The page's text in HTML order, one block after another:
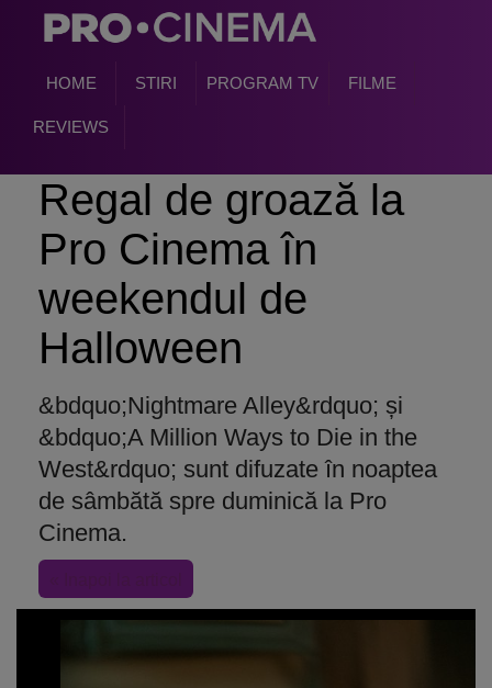
HOME STIRI PROGRAM TV FILME
REVIEWS
Regal de groază la
Pro Cinema în
weekendul de
Halloween
&bdquo;Nightmare Alley&rdquo; și
&bdquo;A Million Ways to Die in the
West&rdquo; sunt difuzate în noaptea
de sâmbătă spre duminică la Pro
Cinema.